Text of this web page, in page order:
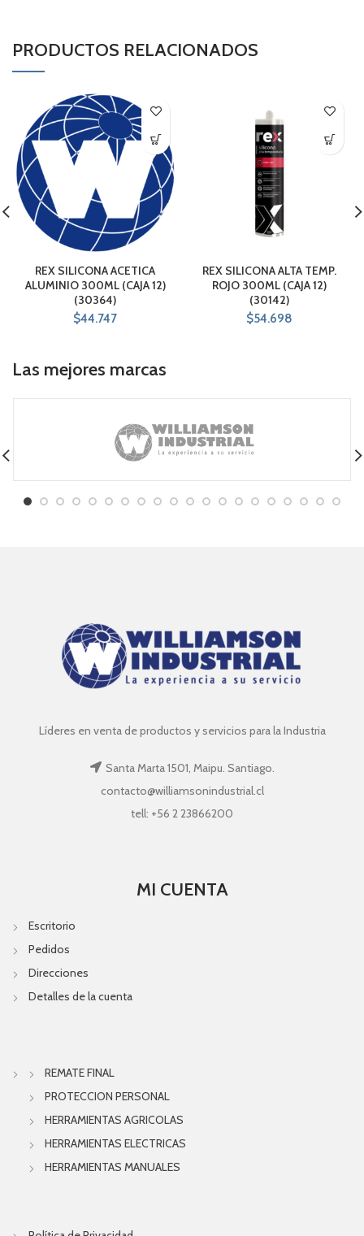
PRODUCTOS RELACIONADOS
REX SILICONA ACETICA
ALUMINIO 300ML (CAJA 12)
(30364)
$44.747
REX SILICONA ALTA TEMP.
ROJO 300ML (CAJA 12)
(30142)
$54.698
Las mejores marcas
Líderes en venta de productos y servicios para la Industria
Santa Marta 1501, Maipu. Santiago.
contacto@williamsonindustrial.cl
tell: +56 2 23866200
MI CUENTA
Escritorio
Pedidos
Direcciones
Detalles de la cuenta
REMATE FINAL
PROTECCION PERSONAL
HERRAMIENTAS AGRICOLAS
HERRAMIENTAS ELECTRICAS
HERRAMIENTAS MANUALES